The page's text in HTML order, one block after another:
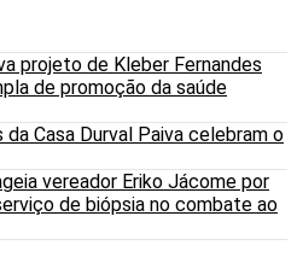
projeto de Kleber Fernandes
de promoção da saúde
da Casa Durval Paiva celebram o
vereador Eriko Jácome por
de biópsia no combate ao